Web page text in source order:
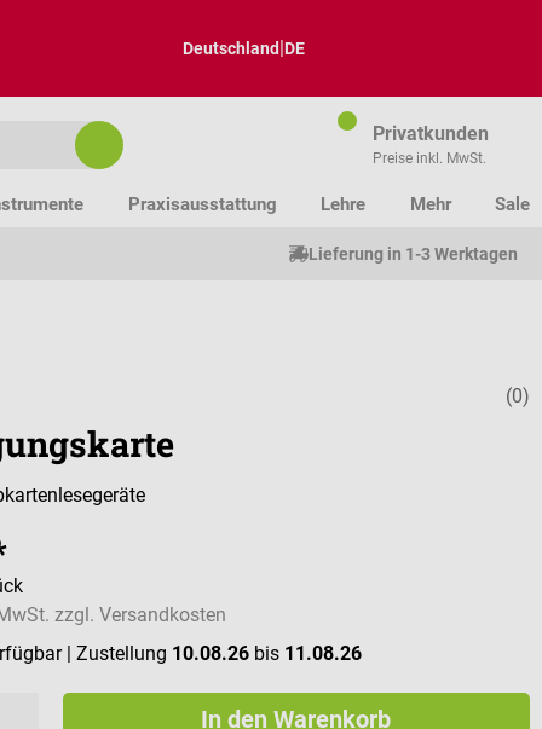
Deutschland|DE
Privatkunden
Preise inkl. MwSt.
Praxisausstattung Lehre Mehr Sale
Lieferung in 1-3 Werktagen
(0)
zzgl. Versandkosten
| Zustellung 10.08.26 bis 11.08.26
In den Warenkorb